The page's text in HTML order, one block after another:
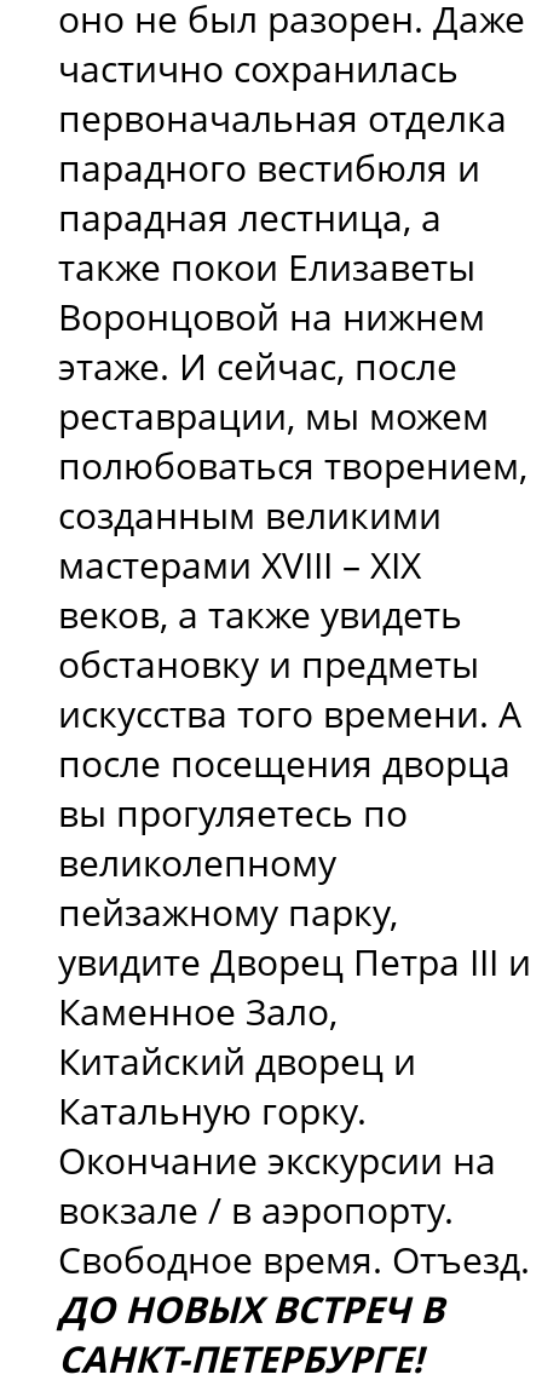
оно не был разорен. Даже
частично сохранилась
первоначальная отделка
парадного вестибюля и
парадная лестница, а
также покои Елизаветы
Воронцовой на нижнем
этаже. И сейчас, после
реставрации, мы можем
полюбоваться творением,
созданным великими
мастерами XVIII – XIX
веков, а также увидеть
обстановку и предметы
искусства того времени. А
после посещения дворца
вы прогуляетесь по
великолепному
пейзажному парку,
увидите Дворец Петра III и
Каменное Зало,
Китайский дворец и
Катальную горку.
Окончание экскурсии на
вокзале / в аэропорту.
Свободное время. Отъезд.
ДО НОВЫХ ВСТРЕЧ В
САНКТ-ПЕТЕРБУРГЕ!